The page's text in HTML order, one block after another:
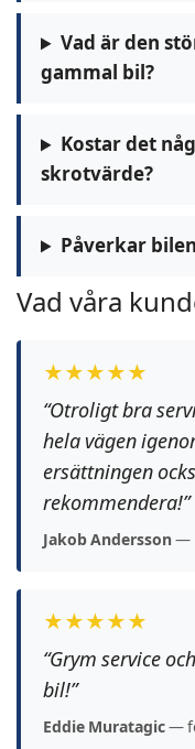
Vad är den
gammal bil?
Kostar det
skrotvärde?
Påverkar
Vad våra
★★★★★
“Otroligt bra
hela vägen
ersättningen
rekommendera!”
Jakob Andersson—
★★★★★
“Grym service
bil!”
Eddie Muratagic—